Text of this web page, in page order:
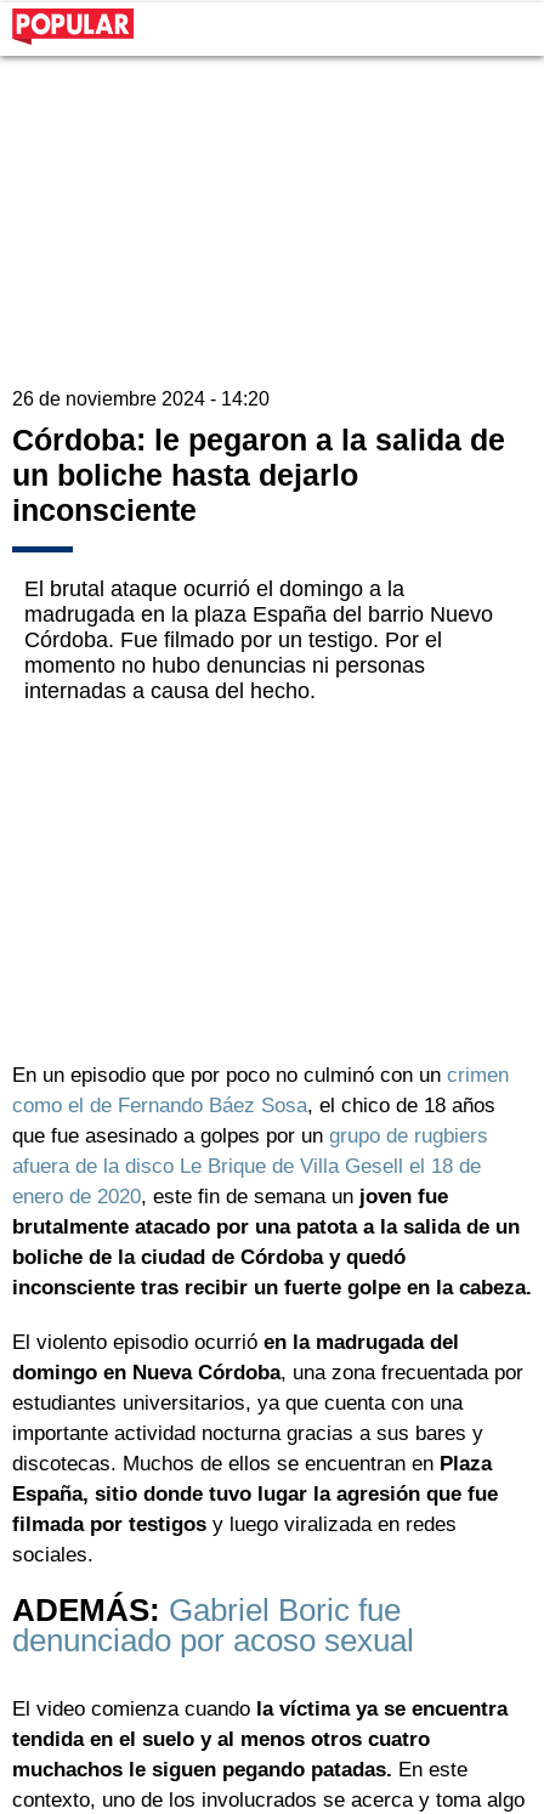
26 de noviembre 2024 - 14:20
Córdoba: le pegaron a la salida de
un boliche hasta dejarlo
inconsciente
El brutal ataque ocurrió el domingo a la
madrugada en la plaza España del barrio Nuevo
Córdoba. Fue filmado por un testigo. Por el
momento no hubo denuncias ni personas
internadas a causa del hecho.
En un episodio que por poco no culminó con un crimen
como el de Fernando Báez Sosa, el chico de 18 años
que fue asesinado a golpes por un grupo de rugbiers
afuera de la disco Le Brique de Villa Gesell el 18 de
enero de 2020, este fin de semana un joven fue
brutalmente atacado por una patota a la salida de un
boliche de la ciudad de Córdoba y quedó
inconsciente tras recibir un fuerte golpe en la cabeza.
El violento episodio ocurrió en la madrugada del
domingo en Nueva Córdoba, una zona frecuentada por
estudiantes universitarios, ya que cuenta con una
importante actividad nocturna gracias a sus bares y
discotecas. Muchos de ellos se encuentran en Plaza
España, sitio donde tuvo lugar la agresión que fue
filmada por testigos y luego viralizada en redes
sociales.
ADEMÁS: Gabriel Boric fue
denunciado por acoso sexual
El video comienza cuando la víctima ya se encuentra
tendida en el suelo y al menos otros cuatro
muchachos le siguen pegando patadas. En este
contexto, uno de los involucrados se acerca y toma algo